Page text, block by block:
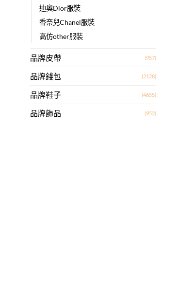
迪奧Dior服裝
香奈兒Chanel服裝
高仿other服裝
品牌皮帶 (957)
品牌錢包 (2128)
品牌鞋子 (4655)
品牌飾品 (952)